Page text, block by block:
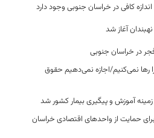
کافی در خراسان جنوبی وجود دارد
آغاز شد
رها نمی‌کنیم/اجازه نمی‌دهیم حقوق
زمینه آموزش و پیگیری بیمار کشور شد
حمایت از واحدهای اقتصادی خراسان